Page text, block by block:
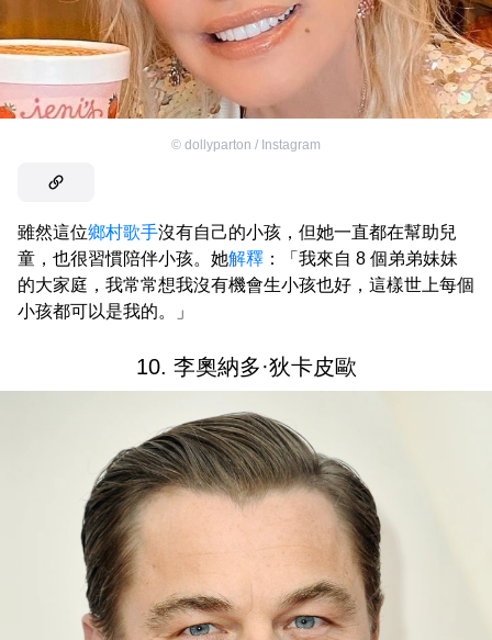
© dollyparton / Instagram
雖然這位鄉村歌手沒有自己的小孩，但她一直都在幫助兒
童，也很習慣陪伴小孩。她解釋 ：「我來自 8 個弟弟妹妹
的大家庭，我常常想我沒有機會生小孩也好，這樣世上每個
小孩都可以是我的。」
10. 李奧納多·狄卡皮歐